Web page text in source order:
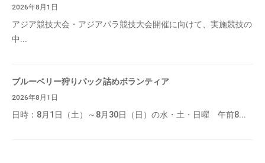
2026年8月1日
アジア競技大会・アジアパラ競技大会開催に向けて、実施競技の
中...
ブルーベリー狩りパック詰めボランティア
2026年8月1日
日時：8月1日（土）～8月30日（日）の水・土・日曜 午前8...